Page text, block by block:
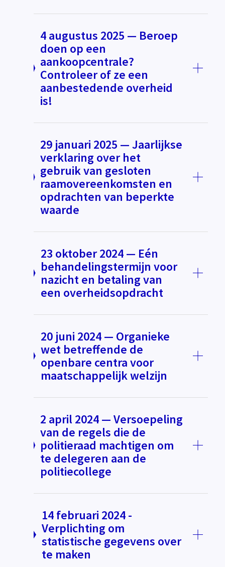
4 augustus 2025 — Beroep
doen op een
aankoopcentrale?
Controleer of ze een
aanbestedende overheid
is!
29 januari 2025 — Jaarlijkse
verklaring over het
gebruik van gesloten
raamovereenkomsten en
opdrachten van beperkte
waarde
23 oktober 2024 — Eén
behandelingstermijn voor
nazicht en betaling van
een overheidsopdracht
20 juni 2024 — Organieke
wet betreffende de
openbare centra voor
maatschappelijk welzijn
2 april 2024 — Versoepeling
van de regels die de
politieraad machtigen om
te delegeren aan de
politiecollege
14 februari 2024 -
Verplichting om
statistische gegevens over
te maken